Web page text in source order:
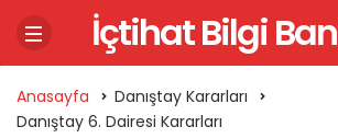
İçtihat Bilgi
Anasayfa
Danıştay Kararları
Danıştay 6. Dairesi Kararları